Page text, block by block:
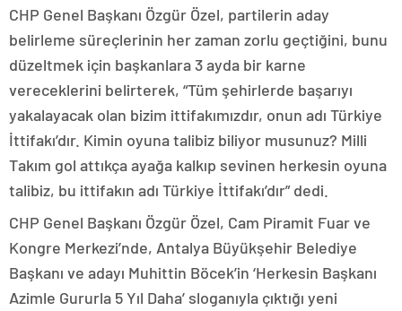
CHP Genel Başkanı Özgür Özel, partilerin aday
belirleme süreçlerinin her zaman zorlu geçtiğini, bunu
düzeltmek için başkanlara 3 ayda bir karne
vereceklerini belirterek, “Tüm şehirlerde başarıyı
yakalayacak olan bizim ittifakımızdır, onun adı Türkiye
İttifakı’dır. Kimin oyuna talibiz biliyor musunuz? Milli
Takım gol attıkça ayağa kalkıp sevinen herkesin oyuna
talibiz, bu ittifakın adı Türkiye İttifakı’dır” dedi.
CHP Genel Başkanı Özgür Özel, Cam Piramit Fuar ve
Kongre Merkezi’nde, Antalya Büyükşehir Belediye
Başkanı ve adayı Muhittin Böcek’in ‘Herkesin Başkanı
Azimle Gururla 5 Yıl Daha’ sloganıyla çıktığı yeni